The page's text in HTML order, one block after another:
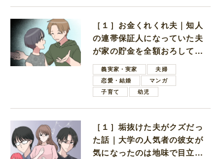
［１］お金くれくれ夫｜知人
の連帯保証人になっていた夫
が家の貯金を全額おろしてほ
しいと言ってきた
義実家・実家
夫婦
恋愛・結婚
マンガ
子育て
幼児
［１］垢抜けた夫がクズだっ
た話｜大学の人気者の彼女が
気になったのは地味で目立た